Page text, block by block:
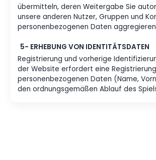
4- AGGREGATION DER DATEN
Aggregation mit
verfügbar sind. Wenn Sie Ihr
kann dieser Dienst uns Ihre
übermitteln, deren Weitergabe
unsere anderen Nutzer,
personenbezogenen Daten